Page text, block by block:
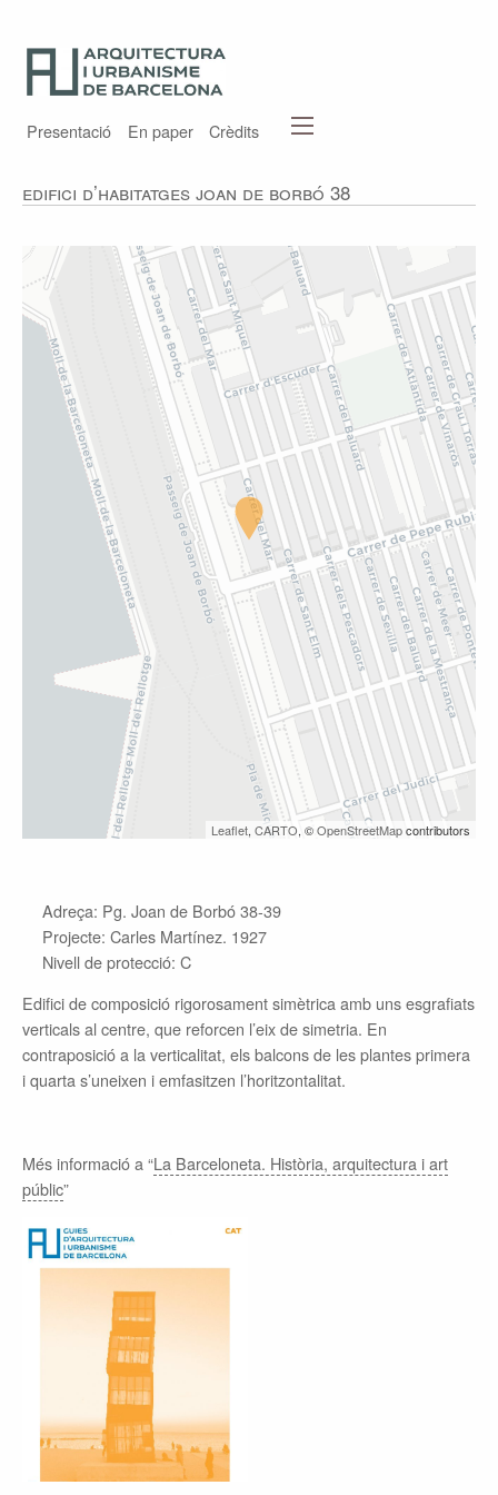
Presentació En paper Crèdits
Edifici d’habitatges Joan de Borbó 38
Leaflet, CARTO, ©OpenStreetMapcontributors
Adreça: Pg. Joan de Borbó 38-39
Projecte: Carles Martínez. 1927
Nivell de protecció: C
Edifici de composició rigorosament simètrica amb uns esgrafiats
verticals al centre, que reforcen l’eix de simetria. En
contraposició a la verticalitat, els balcons de les plantes primera
i quarta s’uneixen i emfasitzen l’horitzontalitat.
Més informació a “La Barceloneta. Història, arquitectura i art
públic”